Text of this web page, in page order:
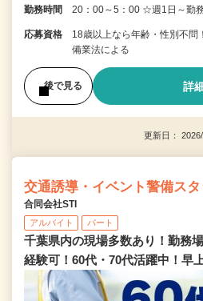
勤務時間 20：00～5：00 ☆週1日～勤
応募資格
18歳以上なら年齢・性別不
備業法による
後で見る 詳
更新日：
交通誘導・イベント警備スタ
合同会社STI
アルバイト パート
千葉県内の現場多数あり！勤務
経験可！60代・70代活躍中！早